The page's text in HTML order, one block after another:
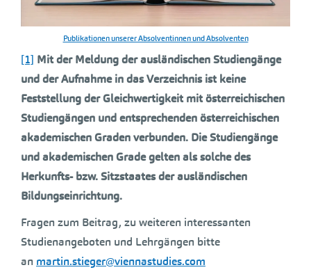
Publikationen unserer Absolventinnen und Absolventen
[1] Mit der Meldung der ausländischen Studiengänge
und der Aufnahme in das Verzeichnis ist keine
Feststellung der Gleichwertigkeit mit österreichischen
Studiengängen und entsprechenden österreichischen
akademischen Graden verbunden. Die Studiengänge
und akademischen Grade gelten als solche des
Herkunfts- bzw. Sitzstaates der ausländischen
Bildungseinrichtung.
Fragen zum Beitrag, zu weiteren interessanten
Studienangeboten und Lehrgängen bitte
an martin.stieger@viennastudies.com